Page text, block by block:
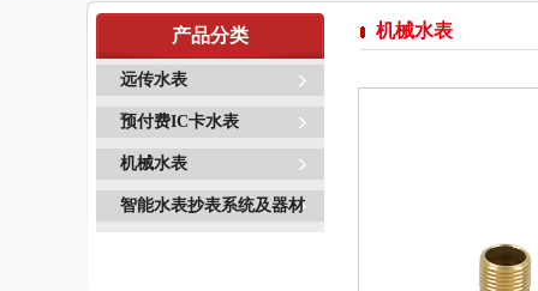
产品分类
远传水表
预付费IC卡水表
机械水表
智能水表抄表系统及器材
机械水表